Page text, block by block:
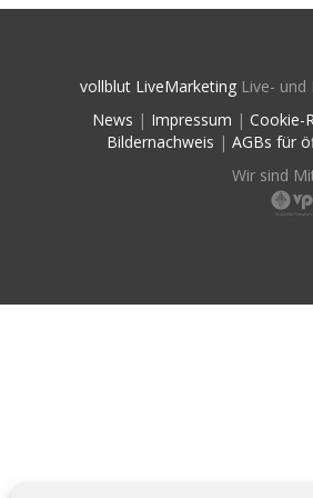
vollblut LiveMarketing Live-
News | Impressum | Cookie-
Bildernachweis | AGBs für
Wir sind